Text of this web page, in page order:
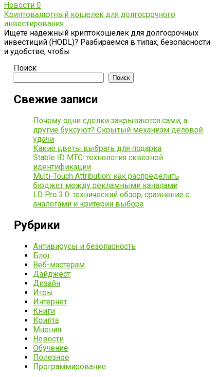
Новости 0
Криптовалютный кошелек для долгосрочного
инвестирования
Ищете надежный криптокошелек для долгосрочных
инвестиций (HODL)? Разбираемся в типах, безопасности
и удобстве, чтобы
Поиск
Поиск
Свежие записи
Почему одни сделки закрываются сами, а
другие буксуют? Скрытый механизм деловой
удачи
Какие цветы выбрать для подарка
Stable ID МТС: технология сквозной
идентификации
Multi-Touch Attribution: как распределить
бюджет между рекламными каналами
LD Pro 3.0: технический обзор, сравнение с
аналогами и критерии выбора
Рубрики
Антивирусы и безопасность
Блог
Веб-мастерам
Дайджест
Дизайн
Игры
Интернет
Книги
Крипта
Мнения
Новости
Обучение
Полезное
Программирование